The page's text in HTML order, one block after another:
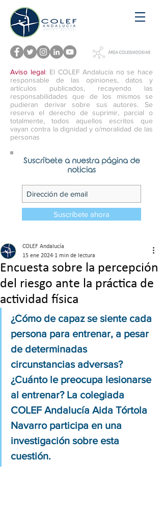
Aviso legal: El COLEF Andalucía no se hace
responsable de las opiniones, datos y
artículos publicados, recayendo las
responsabilidades que de los mismos se
pudieran derivar sobre sus autores. Se
reserva el derecho de suprimir, parcial o
totalmente, todos aquellos escritos que
vayan contra la dignidad y o/moralidad de las
personas
Suscríbete a nuestra página de
noticias
Suscríbete ahora
Encuesta sobre la percepción
del riesgo ante la práctica de
actividad física
COLEF Andalucía
15 ene 2024 1 min de lectura
¿Cómo de capaz se siente cada
persona para entrenar, a pesar
de determinadas
circunstancias adversas?
¿Cuánto le preocupa lesionarse
al entrenar? La colegiada
COLEF Andalucía Aida Tórtola
Navarro participa en una
investigación sobre esta
cuestión.